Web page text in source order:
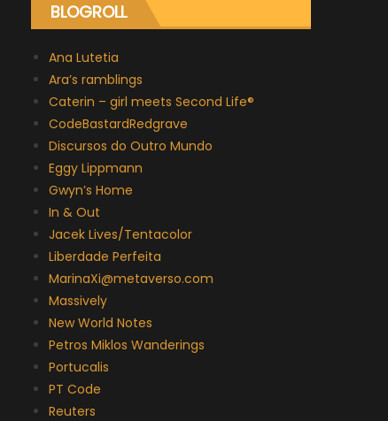
BLOGROLL
Ana Lutetia
Ara’s ramblings
Caterin – girl meets Second Life®
CodeBastardRedgrave
Discursos do Outro Mundo
Eggy Lippmann
Gwyn’s Home
In & Out
Jacek Lives/Tentacolor
Liberdade Perfeita
MarinaXi@metaverso.com
Massively
New World Notes
Petros Miklos Wanderings
Portucalis
PT Code
Reuters